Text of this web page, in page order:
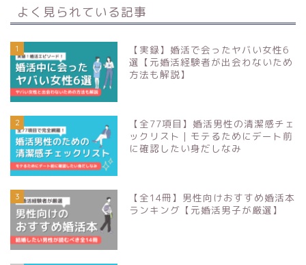
よく見られている記事
1
【実録】婚活で会ったヤバい女性6
選【元婚活経験者が出会わないため
方法も解説】
2
【全77項目】婚活男性の清潔感チェ
ックリスト｜モテるためにデート前
に確認したい身だしなみ
3
【全14冊】男性向けおすすめ婚活本
ランキング【元婚活男子が厳選】